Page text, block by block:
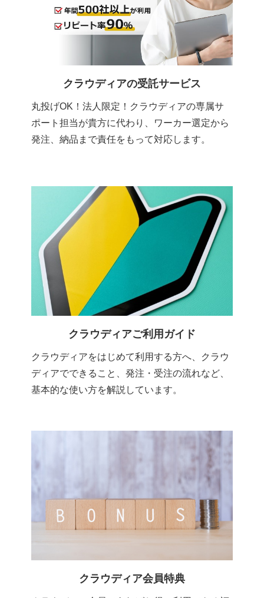
クラウディアの受託サービス
丸投げOK！法人限定！クラウディアの専属サ
ポート担当が貴方に代わり、ワーカー選定から
発注、納品まで責任をもって対応します。
クラウディアご利用ガイド
クラウディアをはじめて利用する方へ、クラウ
ディアでできること、発注・受注の流れなど、
基本的な使い方を解説しています。
クラウディア会員特典